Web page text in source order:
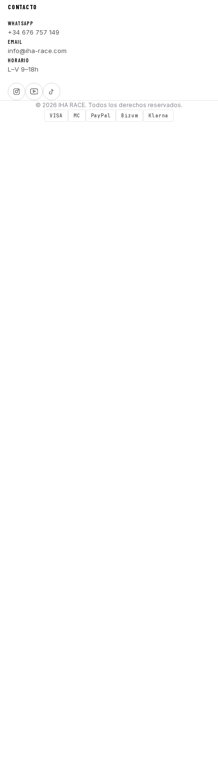
CONTACTO
WHATSAPP
+34 676 757 149
EMAIL
info@iha-race.com
HORARIO
L–V 9–18h
© 2026 IHA RACE. Todos los derechos reservados.
VISA MC PayPal Bizum Klarna